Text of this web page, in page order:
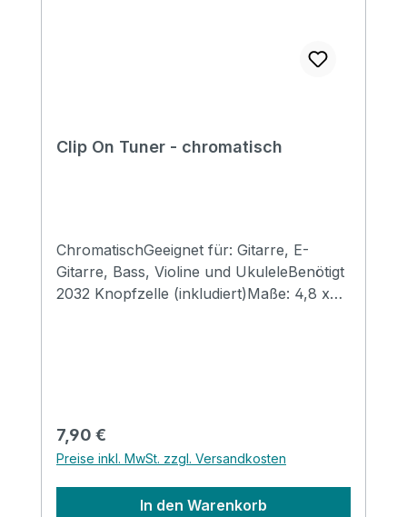
Clip On Tuner - chromatisch
ChromatischGeeignet für: Gitarre, E-
Gitarre, Bass, Violine und UkuleleBenötigt
2032 Knopfzelle (inkludiert)Maße: 4,8 x
Regulärer Preis:
7,90 €
Preise inkl. MwSt. zzgl. Versandkosten
In den Warenkorb